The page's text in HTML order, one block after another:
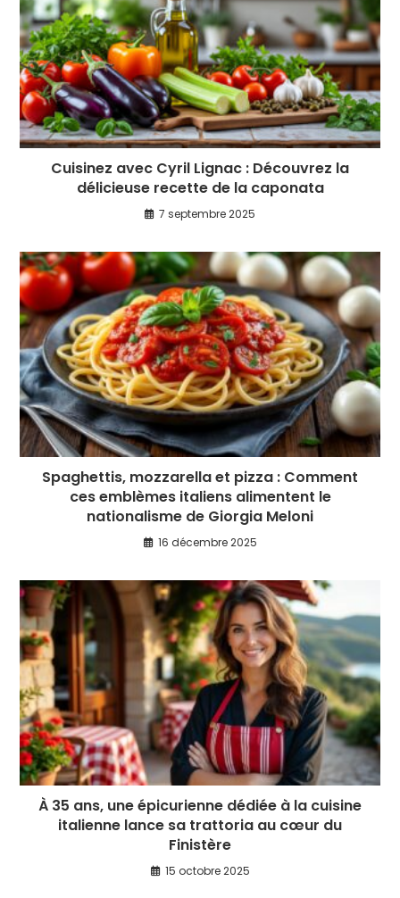
Cuisinez avec Cyril Lignac : Découvrez la
délicieuse recette de la caponata
7 septembre 2025
Spaghettis, mozzarella et pizza : Comment
ces emblèmes italiens alimentent le
nationalisme de Giorgia Meloni
16 décembre 2025
À 35 ans, une épicurienne dédiée à la cuisine
italienne lance sa trattoria au cœur du
Finistère
15 octobre 2025